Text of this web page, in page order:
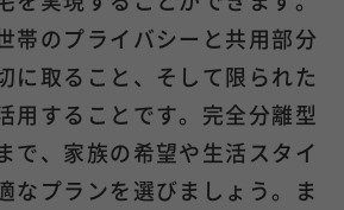
帯のプライバシーと共用部分
に取ること、そして限られた
用することです。完全分離型
で、家族の希望や生活スタイ
なプランを選びましょう。ま